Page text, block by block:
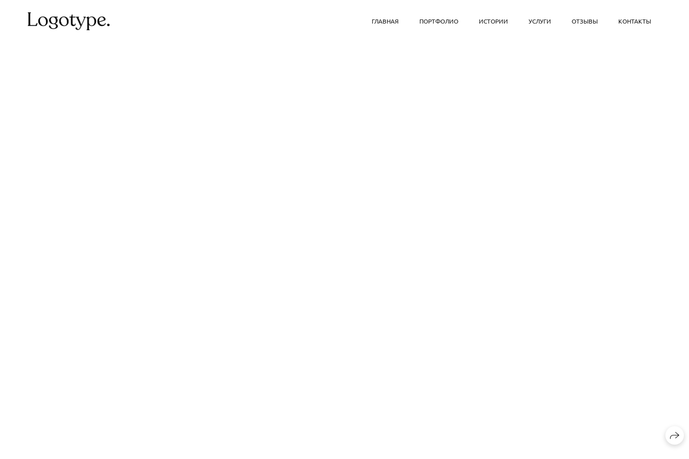
ГЛАВНАЯ ПОРТФОЛИО ИСТОРИИ УСЛУГИ ОТЗЫВЫ КОНТАКТЫ